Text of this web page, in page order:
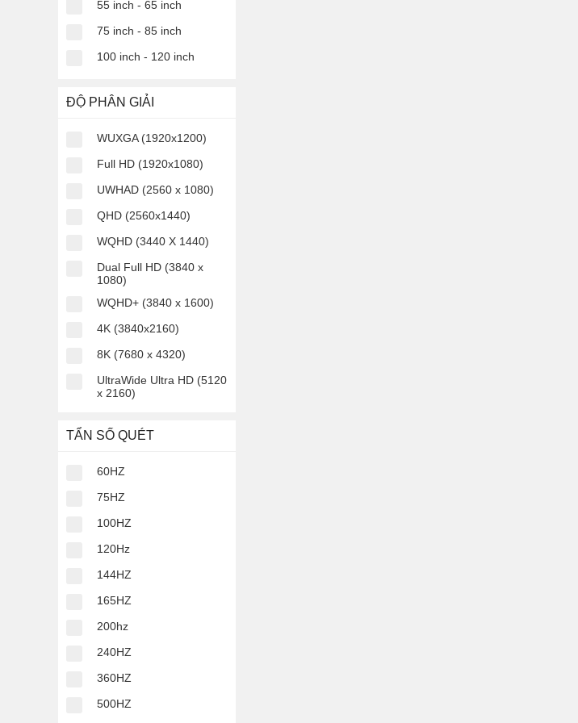
55 inch - 65 inch
75 inch - 85 inch
100 inch - 120 inch
ĐỘ PHÂN GIẢI
WUXGA (1920x1200)
Full HD (1920x1080)
UWHAD (2560 x 1080)
QHD (2560x1440)
WQHD (3440 X 1440)
Dual Full HD (3840 x
1080)
WQHD+ (3840 x 1600)
4K (3840x2160)
8K (7680 x 4320)
UltraWide Ultra HD (5120
x 2160)
TẨN SỐ QUÉT
60HZ
75HZ
100HZ
120Hz
144HZ
165HZ
200hz
240HZ
360HZ
500HZ